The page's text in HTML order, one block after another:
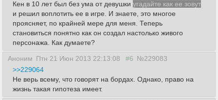
Кен в 10 лет был без ума от девушки угадайте как ее зовут
и решил воплотить ее в игре. И знаете, это многое
проясняет, по крайней мере для меня. Теперь
становиться понятно как он создал настолько живого
персонажа. Как думаете?
Аноним Птн 21 Июн 2013 22:13:08 #6 №229083
>>229064
Не верь всему, что говорят на бордах. Однако, право на
жизнь такая гипотеза имеет.